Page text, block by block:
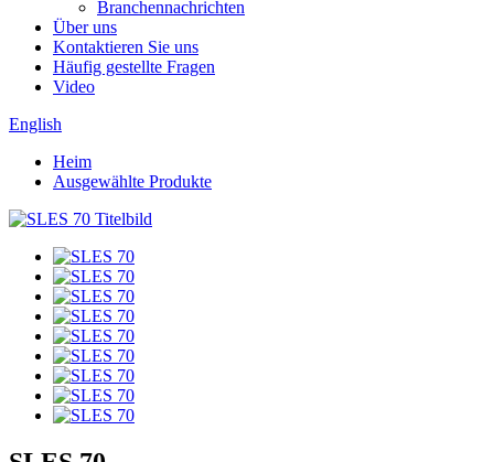
Branchennachrichten
Über uns
Kontaktieren Sie uns
Häufig gestellte Fragen
Video
English
Heim
Ausgewählte Produkte